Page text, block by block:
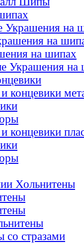
Украшения на
на
на шипах
Украшения на
концевики
концевики
Хольнитены
со стразами